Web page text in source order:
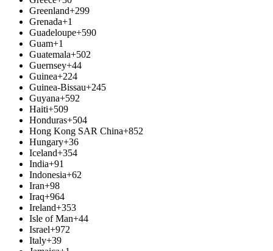
Greenland+299
Grenada+1
Guadeloupe+590
Guam+1
Guatemala+502
Guernsey+44
Guinea+224
Guinea-Bissau+245
Guyana+592
Haiti+509
Honduras+504
Hong Kong SAR China+852
Hungary+36
Iceland+354
India+91
Indonesia+62
Iran+98
Iraq+964
Ireland+353
Isle of Man+44
Israel+972
Italy+39